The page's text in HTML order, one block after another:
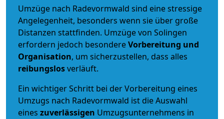
Umzüge nach Radevormwald sind eine stressige
Angelegenheit, besonders wenn sie über große
Distanzen stattfinden. Umzüge von Solingen
erfordern jedoch besondereVorbereitung und
Organisation, um sicherzustellen, dass alles
reibungslosverläuft.
Ein wichtiger Schritt bei der Vorbereitung eines
Umzugs nach Radevormwald ist die Auswahl
eines zuverlässigen Umzugsunternehmens in